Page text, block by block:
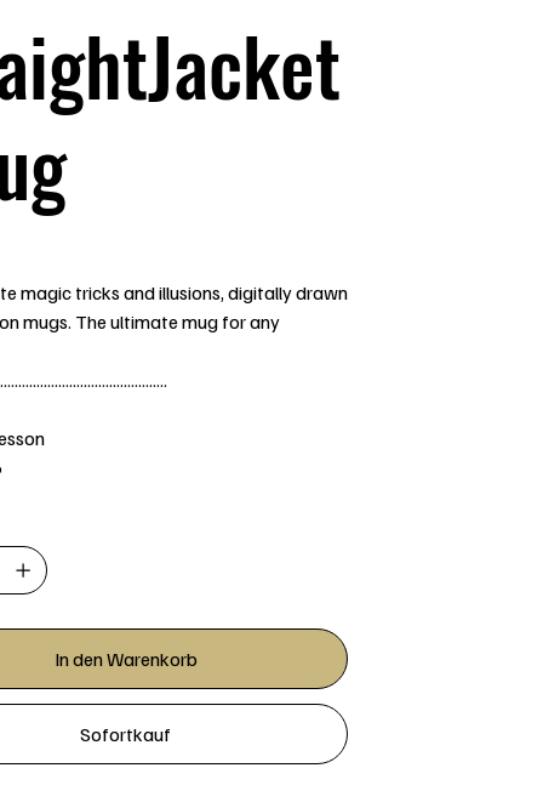
magic tricks and illusions, digitally drawn
mugs. The ultimate mug for any
In den Warenkorb
Sofortkauf